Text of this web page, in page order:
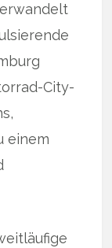
City-
einem